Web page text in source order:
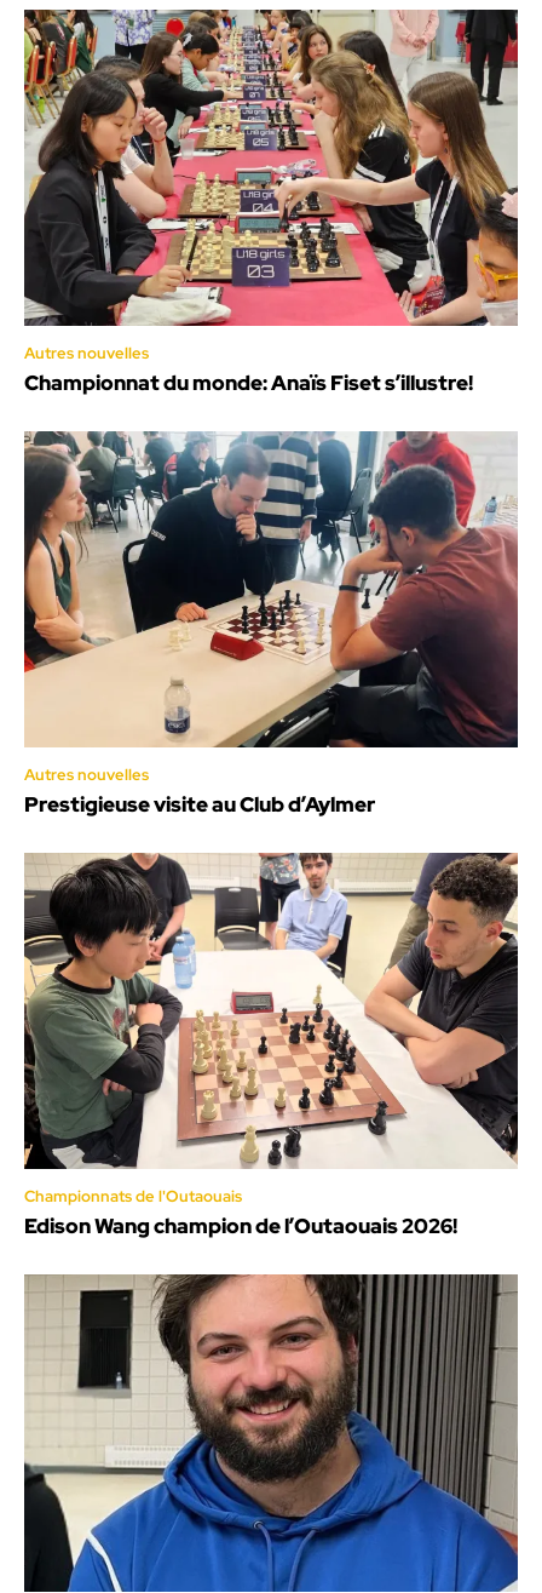
Autres nouvelles
Championnat du monde: Anaïs Fiset s’illustre!
Autres nouvelles
Prestigieuse visite au Club d’Aylmer
Championnats de l'Outaouais
Edison Wang champion de l’Outaouais 2026!